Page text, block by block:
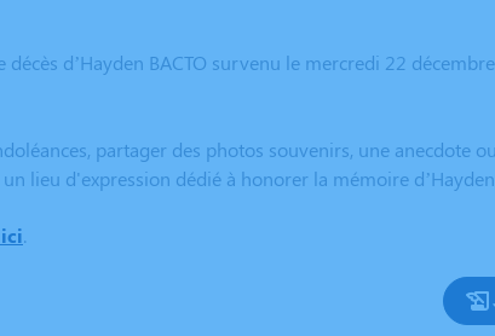
d’Hayden BACTO survenu le mercredi 22
partager des photos souvenirs, une anecdote
lieu d'expression dédié à honorer la mémoire d’Hayden
.